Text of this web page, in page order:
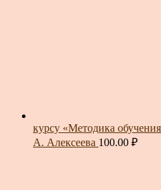
курсу «Методика
А. Алексеева 100.00 ₽